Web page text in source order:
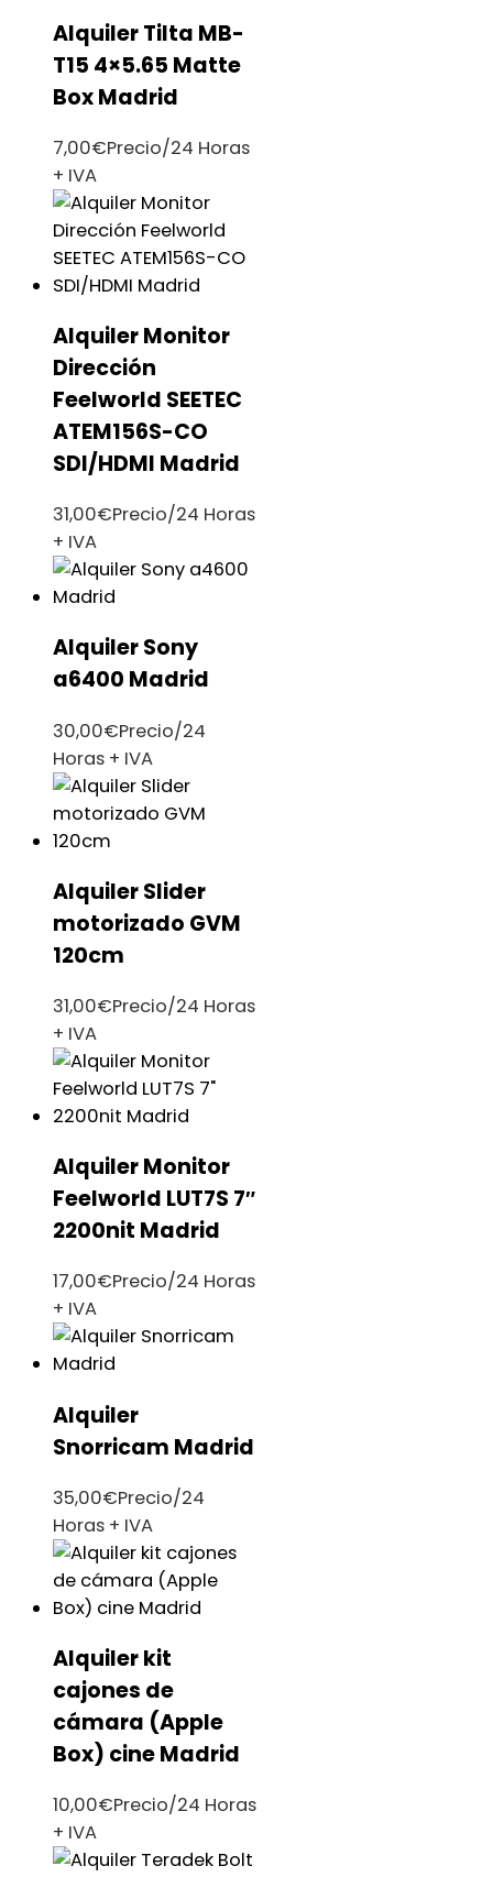
Alquiler Tilta MB-
T15 4×5.65 Matte
Box Madrid
7,00€Precio/24 Horas
+ IVA
Alquiler Monitor
Dirección
Feelworld SEETEC
ATEM156S-CO
SDI/HDMI Madrid
31,00€Precio/24 Horas
+ IVA
Alquiler Sony
a6400 Madrid
30,00€Precio/24
Horas + IVA
Alquiler Slider
motorizado GVM
120cm
31,00€Precio/24 Horas
+ IVA
Alquiler Monitor
Feelworld LUT7S 7″
2200nit Madrid
17,00€Precio/24 Horas
+ IVA
Alquiler
Snorricam Madrid
35,00€Precio/24
Horas + IVA
Alquiler kit
cajones de
cámara (Apple
Box) cine Madrid
10,00€Precio/24 Horas
+ IVA